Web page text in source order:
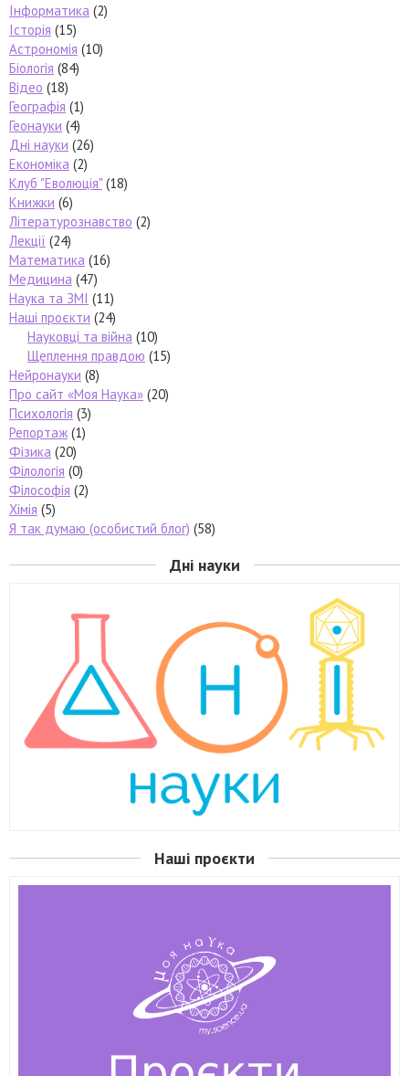
Інформатика (2)
Історія (15)
Астрономія (10)
Біологія (84)
Відео (18)
Географія (1)
Геонауки (4)
Дні науки (26)
Економіка (2)
Клуб "Еволюція" (18)
Книжки (6)
Літературознавство (2)
Лекції (24)
Математика (16)
Медицина (47)
Наука та ЗМІ (11)
Наші проєкти (24)
Науковці та війна (10)
Щеплення правдою (15)
Нейронауки (8)
Про сайт «Моя Наука» (20)
Психологія (3)
Репортаж (1)
Фізика (20)
Філологія (0)
Філософія (2)
Хімія (5)
Я так думаю (особистий блог) (58)
Дні науки
Наші проєкти